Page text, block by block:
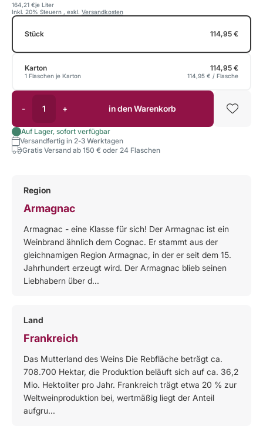
je Liter
164,21 €
Inkl. 20% Steuern , exkl. Versandkosten
Stück 114,95 €
Karton 114,95 €
1 Flaschen je Karton 114,95 € / Flasche
- + in den Warenkorb
Auf Lager, sofort verfügbar
Versandfertig in 2-3 Werktagen
Gratis Versand ab 150 € oder 24 Flaschen
Region
Armagnac
Armagnac - eine Klasse für sich! Der Armagnac ist ein
Weinbrand ähnlich dem Cognac. Er stammt aus der
gleichnamigen Region Armagnac, in der er seit dem 15.
Jahrhundert erzeugt wird. Der Armagnac blieb seinen
Liebhabern über d...
Land
Frankreich
Das Mutterland des Weins Die Rebfläche beträgt ca.
708.700 Hektar, die Produktion beläuft sich auf ca. 36,2
Mio. Hektoliter pro Jahr. Frankreich trägt etwa 20 % zur
Weltweinproduktion bei, wertmäßig liegt der Anteil
aufgru...